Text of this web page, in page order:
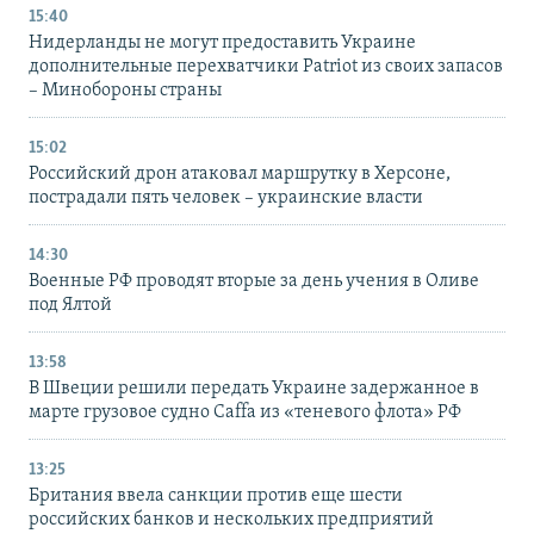
15:40
Нидерланды не могут предоставить Украине
дополнительные перехватчики Patriot из своих запасов
– Минобороны страны
15:02
Российский дрон атаковал маршрутку в Херсоне,
пострадали пять человек – украинские власти
14:30
Военные РФ проводят вторые за день учения в Оливе
под Ялтой
13:58
В Швеции решили передать Украине задержанное в
марте грузовое судно Caffa из «теневого флота» РФ
13:25
Британия ввела санкции против еще шести
российских банков и нескольких предприятий